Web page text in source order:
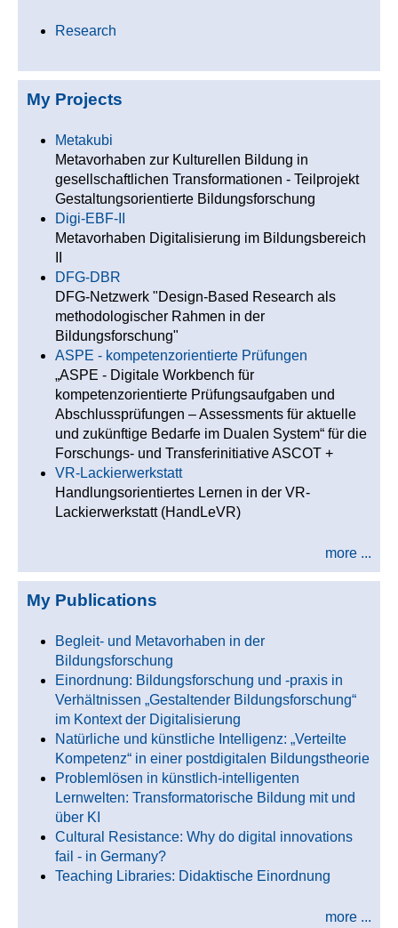
Research
My Projects
Metakubi
Metavorhaben zur Kulturellen Bildung in
gesellschaftlichen Transformationen - Teilprojekt
Gestaltungsorientierte Bildungsforschung
Digi-EBF-II
Metavorhaben Digitalisierung im Bildungsbereich
DFG-DBR
DFG-Netzwerk "Design-Based Research als
methodologischer Rahmen in der
Bildungsforschung"
ASPE - kompetenzorientierte Prüfungen
„ASPE - Digitale Workbench für
kompetenzorientierte Prüfungsaufgaben und
Abschlussprüfungen – Assessments für aktuelle
und zukünftige Bedarfe im Dualen System“ für die
Forschungs- und Transferinitiative ASCOT +
VR-Lackierwerkstatt
Handlungsorientiertes Lernen in der VR-
Lackierwerkstatt (HandLeVR)
more ...
My Publications
Begleit- und Metavorhaben in der
Bildungsforschung
Einordnung: Bildungsforschung und -praxis in
Verhältnissen „Gestaltender Bildungsforschung“
im Kontext der Digitalisierung
Natürliche und künstliche Intelligenz: „Verteilte
Kompetenz“ in einer postdigitalen Bildungstheorie
Problemlösen in künstlich-intelligenten
Lernwelten: Transformatorische Bildung mit und
über KI
Cultural Resistance: Why do digital innovations
fail - in Germany?
Teaching Libraries: Didaktische Einordnung
more ...